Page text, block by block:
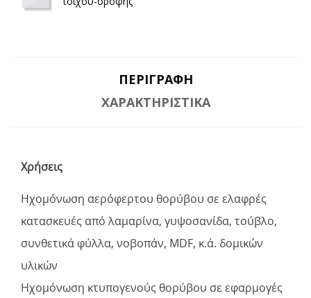
ΠΕΡΙΓΡΑΦΉ
ΧΑΡΑΚΤΗΡΙΣΤΙΚΆ
Χρήσεις
Ηχομόνωση αερόφερτου θορύβου σε ελαφρές
κατασκευές από λαμαρίνα, γυψοσανίδα, τούβλο,
συνθετικά φύλλα, νοβοπάν, MDF, κ.ά. δομικών
υλικών
Ηχομόνωση κτυπογενούς θορύβου σε εφαρμογές